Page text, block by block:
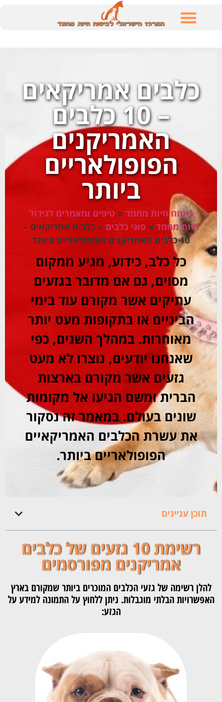
כלבים אמריקאים
– 10 כלבים
האמריקנים
הפופולאריים
ביותר
ביטוח חיות מחמד » טיפים ומאמרים לגידול
חיות מחמד »סוגי כלבים »כלבים אמריקאים –
10 כלבים האמריקנים הפופולאריים ביותר
כל כלב, כידוע, מגיע ממקום
מסוים, גם אם מדובר בגזעים
עתיקים אשר מקורם עוד בימי
הביניים או בתקופות מעט יותר
מאוחרות. במהלך השנים, כפי
שאנחנו יודעים, נוצרו לא מעט
גזעים אשר מקורם בארצות
הברית ומשם הגיעו אל מקומות
שונים בעולם. במאמר זה נסקור
את עשרת הכלבים האמריקאיים
הפופולאריים ביותר.
תוכן עניינים
רשימת 10 גזעים של כלבים
אמריקנים מפורסמים
להלן רשימה של גזעי הכלבים המוכרים ביותר שמקורם בארץ
האפשרויות הבלתי מוגבלות. ניתן ללחוץ על התמונה למידע על
הגזע: